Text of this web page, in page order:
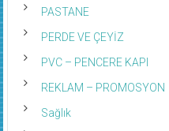
PASTANE
PERDE VE ÇEYİZ
PVC – PENCERE KAPI
REKLAM – PROMOSYON
Sağlık